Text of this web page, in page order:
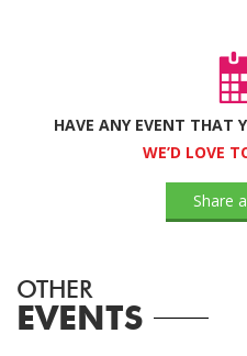
HAVE ANY EVENT THAT
WE’D LOVE
Share
OTHER
EVENTS